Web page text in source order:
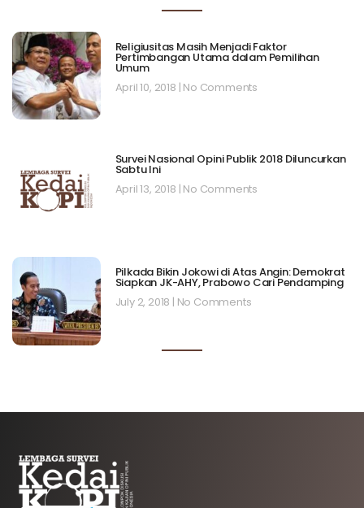
Religiusitas Masih Menjadi Faktor
Pertimbangan Utama dalam Pemilihan
Umum
April 10, 2018 No Comments
Survei Nasional Opini Publik 2018 Diluncurkan
Sabtu Ini
April 13, 2018 No Comments
Pilkada Bikin Jokowi di Atas Angin: Demokrat
Siapkan JK-AHY, Prabowo Cari Pendamping
July 2, 2018 No Comments